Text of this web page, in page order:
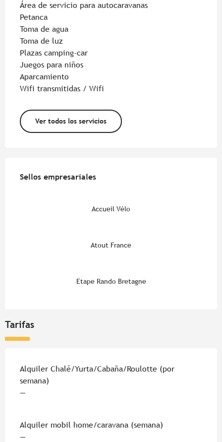
Área de servicio para autocaravanas
Petanca
Toma de agua
Toma de luz
Plazas camping-car
Juegos para niños
Aparcamiento
Wifi transmitidas / Wifi
Ver todos los servicios
Sellos empresariales
Sellos empresariales
Accueil Vélo
Atout France
Etape Rando Bretagne
Tarifas
Tarifas 2026
Alquiler Chalé/Yurta/Cabaña/Roulotte (por
semana)
—
Alquiler mobil home/caravana (semana)
—